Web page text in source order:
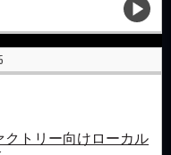
クトリー向けローカル